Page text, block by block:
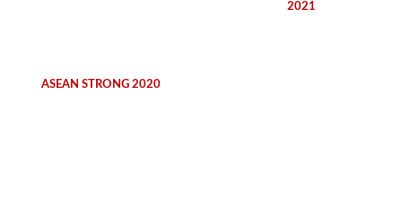
2021
ASEAN STRONG 2020